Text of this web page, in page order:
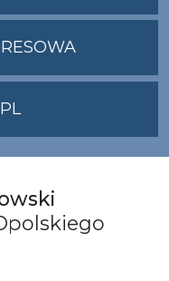
ADRES